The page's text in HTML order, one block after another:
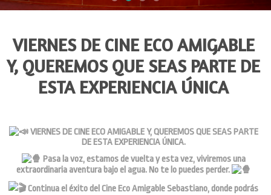
VIERNES DE CINE ECO AMIGABLE
Y, QUEREMOS QUE SEAS PARTE DE
ESTA EXPERIENCIA ÚNICA
VIERNES DE CINE ECO AMIGABLE Y, QUEREMOS QUE SEAS PARTE
DE ESTA EXPERIENCIA ÚNICA.
Pasa la voz, estamos de vuelta y esta vez, viviremos una
extraordinaria aventura bajo el agua. No te lo puedes perder.
Continua el éxito del Cine Eco Amigable Sebastiano, donde podrás